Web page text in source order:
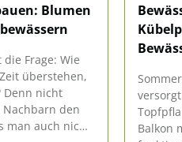
Blumen
Frage: Wie
überstehen,
Denn nicht
den
man auch nicht!
Balkon